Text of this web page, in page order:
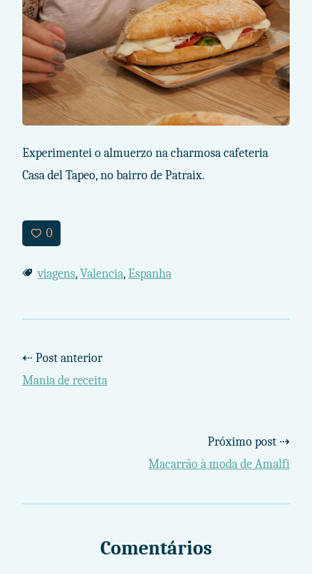
Experimentei o almuerzo na charmosa cafeteria
Casa del Tapeo, no bairro de Patraix.
0
viagens,Valencia,Espanha
⇠ Post anterior
Mania de receita
Próximo post ⇢
Macarrão à moda de Amalfi
Comentários